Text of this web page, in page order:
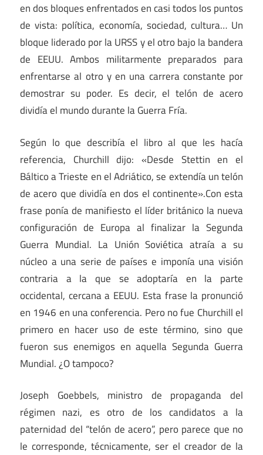
en dos bloques enfrentados en casi todos los puntos
de vista: política, economía, sociedad, cultura… Un
bloque liderado por la URSS y el otro bajo la bandera
de EEUU. Ambos militarmente preparados para
enfrentarse al otro y en una carrera constante por
demostrar su poder. Es decir, el telón de acero
dividía el mundo durante la Guerra Fría.
Según lo que describía el libro al que les hacía
referencia, Churchill dijo: «Desde Stettin en el
Báltico a Trieste en el Adriático, se extendía un telón
de acero que dividía en dos el continente».Con esta
frase ponía de manifiesto el líder británico la nueva
configuración de Europa al finalizar la Segunda
Guerra Mundial. La Unión Soviética atraía a su
núcleo a una serie de países e imponía una visión
contraria a la que se adoptaría en la parte
occidental, cercana a EEUU. Esta frase la pronunció
en 1946 en una conferencia. Pero no fue Churchill el
primero en hacer uso de este término, sino que
fueron sus enemigos en aquella Segunda Guerra
Mundial. ¿O tampoco?
Joseph Goebbels, ministro de propaganda del
régimen nazi, es otro de los candidatos a la
paternidad del “telón de acero”, pero parece que no
le corresponde, técnicamente, ser el creador de la